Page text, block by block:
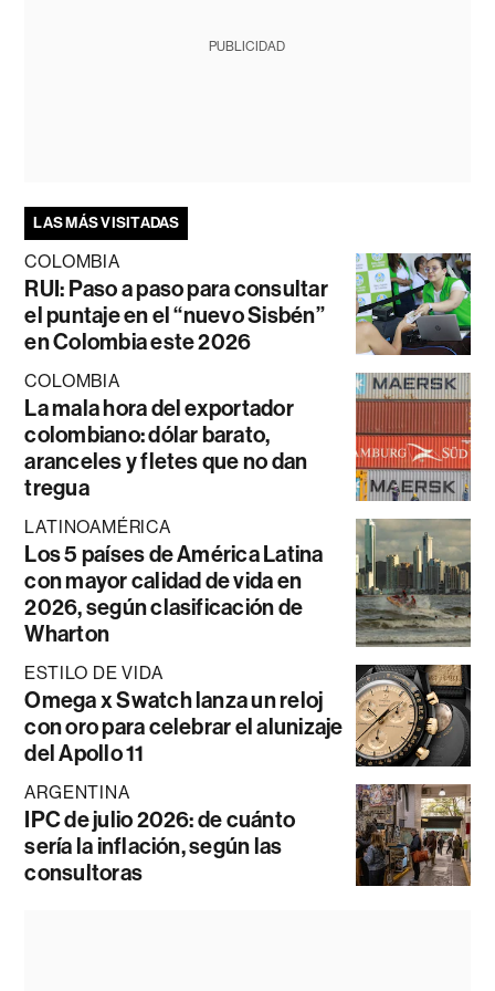
PUBLICIDAD
LAS MÁS VISITADAS
COLOMBIA
RUI: Paso a paso para consultar
el puntaje en el “nuevo Sisbén”
en Colombia este 2026
COLOMBIA
La mala hora del exportador
colombiano: dólar barato,
aranceles y fletes que no dan
tregua
LATINOAMÉRICA
Los 5 países de América Latina
con mayor calidad de vida en
2026, según clasificación de
Wharton
ESTILO DE VIDA
Omega x Swatch lanza un reloj
con oro para celebrar el alunizaje
del Apollo 11
ARGENTINA
IPC de julio 2026: de cuánto
sería la inflación, según las
consultoras